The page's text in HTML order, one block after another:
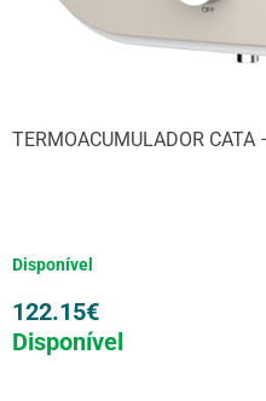
TERMOACUMULADOR CATA
Disponível
122.15€
Disponível